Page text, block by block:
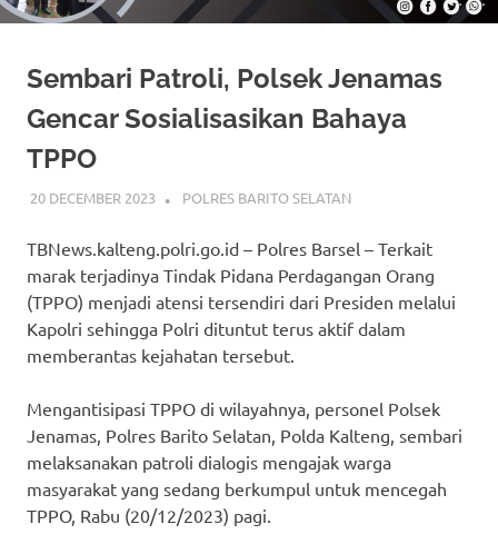
Sembari Patroli, Polsek Jenamas
Gencar Sosialisasikan Bahaya
TPPO
20 DECEMBER 2023 ADMIN_POLRESBARSEL
POLRES BARITO SELATAN
TBNews.kalteng.polri.go.id – Polres Barsel – Terkait
marak terjadinya Tindak Pidana Perdagangan Orang
(TPPO) menjadi atensi tersendiri dari Presiden melalui
Kapolri sehingga Polri dituntut terus aktif dalam
memberantas kejahatan tersebut.
Mengantisipasi TPPO di wilayahnya, personel Polsek
Jenamas, Polres Barito Selatan, Polda Kalteng, sembari
melaksanakan patroli dialogis mengajak warga
masyarakat yang sedang berkumpul untuk mencegah
TPPO, Rabu (20/12/2023) pagi.